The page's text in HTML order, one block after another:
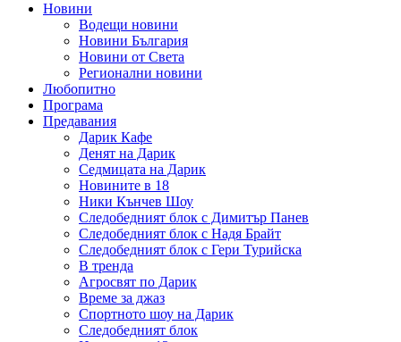
Новини
Водещи новини
Новини България
Новини от Света
Регионални новини
Любопитно
Програма
Предавания
Дарик Кафе
Денят на Дарик
Седмицата на Дарик
Новините в 18
Ники Кънчев Шоу
Следобедният блок с Димитър Панев
Следобедният блок с Надя Брайт
Следобедният блок с Гери Турийска
В тренда
Агросвят по Дарик
Време за джаз
Спортното шоу на Дарик
Следобедният блок